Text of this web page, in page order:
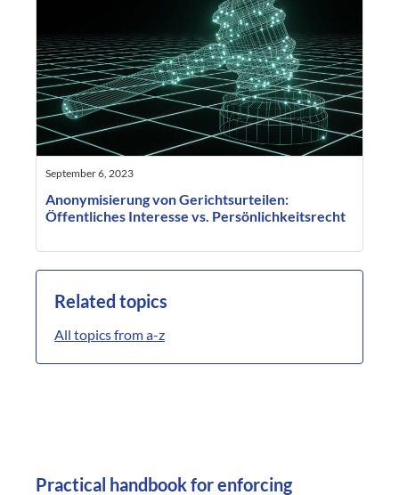
September 6, 2023
Anonymisierung von Gerichtsurteilen:
Öffentliches Interesse vs. Persönlichkeitsrecht
Related topics
All topics from a-z
Practical handbook for enforcing